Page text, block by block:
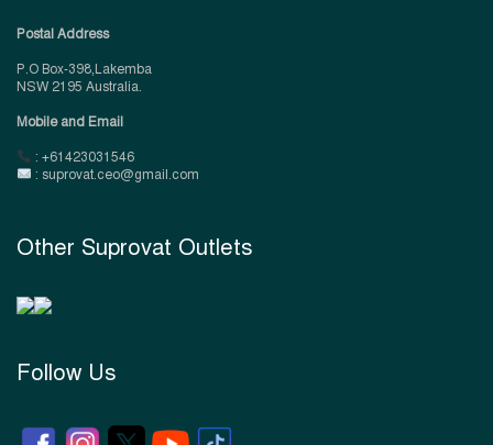
Postal Address
P.O Box-398,Lakemba
NSW 2195 Australia.
Mobile and Email
: +61423031546
: suprovat.ceo@gmail.com
Other Suprovat Outlets
Follow Us